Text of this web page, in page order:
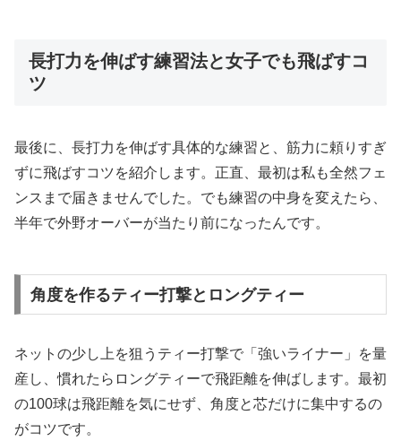
長打力を伸ばす練習法と女子でも飛ばすコ
ツ
最後に、長打力を伸ばす具体的な練習と、筋力に頼りすぎ
ずに飛ばすコツを紹介します。正直、最初は私も全然フェ
ンスまで届きませんでした。でも練習の中身を変えたら、
半年で外野オーバーが当たり前になったんです。
角度を作るティー打撃とロングティー
ネットの少し上を狙うティー打撃で「強いライナー」を量
産し、慣れたらロングティーで飛距離を伸ばします。最初
の100球は飛距離を気にせず、角度と芯だけに集中するの
がコツです。